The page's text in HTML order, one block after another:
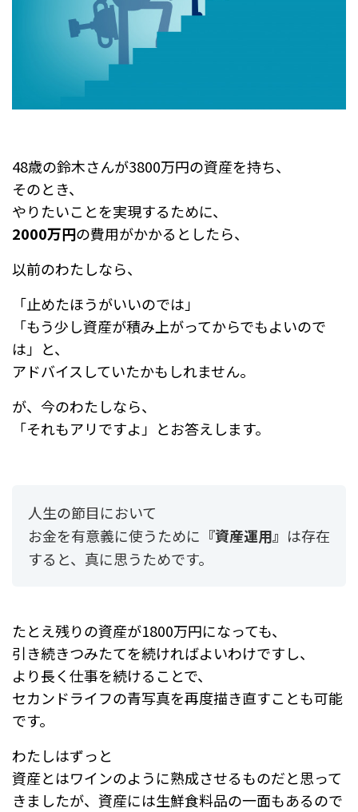
48歳の鈴木さんが3800万円の資産を持ち、
そのとき、
やりたいことを実現するために、
2000万円の費用がかかるとしたら、
以前のわたしなら、
「止めたほうがいいのでは」
「もう少し資産が積み上がってからでもよいので
は」と、
アドバイスしていたかもしれません。
が、今のわたしなら、
「それもアリですよ」とお答えします。
人生の節目において
お金を有意義に使うために 『資産運用』 は存在
すると、真に思うためです。
たとえ残りの資産が1800万円になっても、
引き続きつみたてを続ければよいわけですし、
より長く仕事を続けることで、
セカンドライフの青写真を再度描き直すことも可能
です。
わたしはずっと
資産とはワインのように熟成させるものだと思って
きましたが、資産には生鮮食料品の一面もあるので